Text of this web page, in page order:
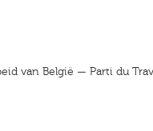
van België — Parti du